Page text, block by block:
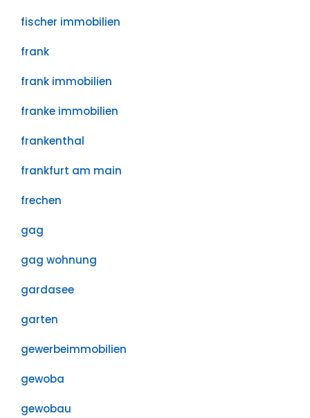
fischer immobilien
frank
frank immobilien
franke immobilien
frankenthal
frankfurt am main
frechen
gag
gag wohnung
gardasee
garten
gewerbeimmobilien
gewoba
gewobau